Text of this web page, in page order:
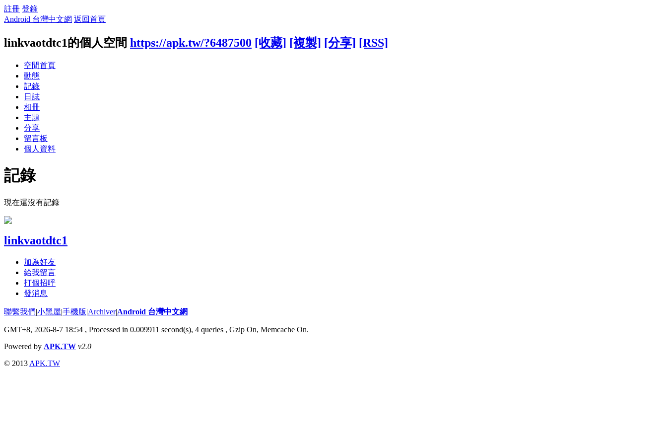
註冊 登錄
Android 台灣中文網 返回首頁
linkvaotdtc1的個人空間 https://apk.tw/?6487500 [收藏] [複製] [分享] [RSS]
空間首頁
動態
記錄
日誌
相冊
主題
分享
留言板
個人資料
記錄
現在還沒有記錄
linkvaotdtc1
加為好友
給我留言
打個招呼
發消息
聯繫我們|小黑屋|手機版|Archiver|Android 台灣中文網
GMT+8, 2026-8-7 18:54 , Processed in 0.009911 second(s), 4 queries , Gzip On, Memcache On.
Powered by APK.TW v2.0
© 2013 APK.TW